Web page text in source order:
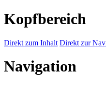
Kopfbereich
Direkt zum Inhalt Direkt zur
Navigation